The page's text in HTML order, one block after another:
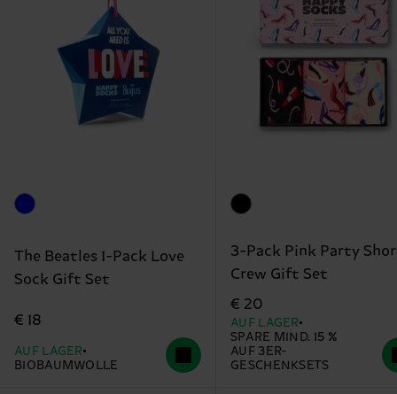
The Beatles 1-Pack Love
Sock Gift Set
€ 18
AUF LAGER
BIOBAUMWOLLE
3-Pack Pink Party
Crew Gift Set
€ 20
AUF LAGER
SPARE MIND. 15 %
AUF 3ER-
GESCHENKSETS